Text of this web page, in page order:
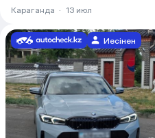
Караганда · 13 июл
Иесінен